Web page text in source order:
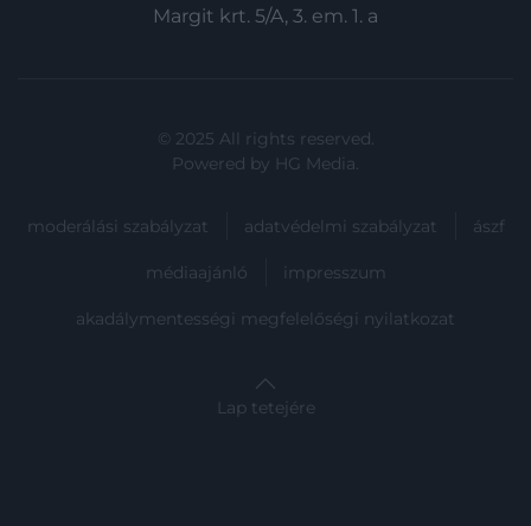
Margit krt. 5/A, 3. em. 1. a
© 2025 All rights reserved.
Powered by HG Media.
moderálási szabályzat adatvédelmi szabályzat ászf
médiaajánló impresszum
akadálymentességi megfelelőségi nyilatkozat
Lap tetejére